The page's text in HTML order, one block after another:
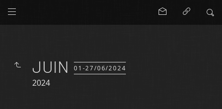
JUIN 01-27/06/2024
2024